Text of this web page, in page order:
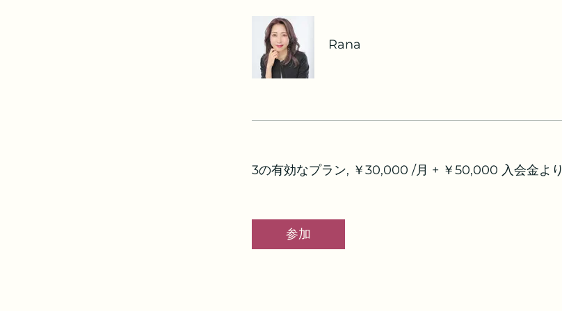
Rana
3の有効なプラン, ￥30,000 /月 + ￥50,000 入会金より
参加